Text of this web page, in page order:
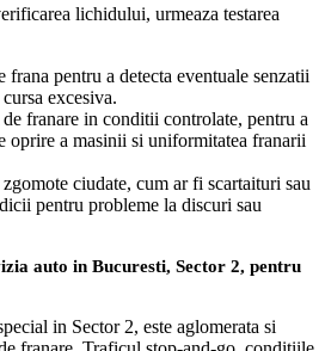
lichidului, urmeaza testarea
frana pentru a detecta eventuale senzatii
excesiva.
de franare in conditii controlate, pentru a
oprire a masinii si uniformitatea franarii
zgomote ciudate, cum ar fi scartaituri sau
pentru probleme la discuri sau
auto in Bucuresti, Sector 2, pentru
in Sector 2, este aglomerata si